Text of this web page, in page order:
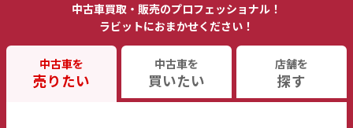
中古車買取・販売のプロフェッショナル！
ラビットにおまかせください！
中古車を
売りたい
中古車を
買いたい
店舗を
探す